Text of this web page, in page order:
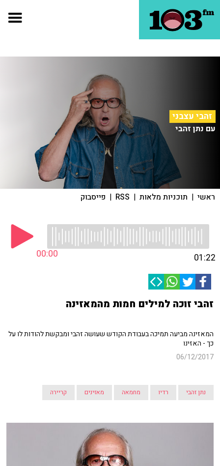
זהבי עצבני
עם נתן זהבי
ראשי | תוכניות מלאות |
RSS
| פייסבוק
00:00 01:22
זהבי זוכה למילים חמות מהמאזינה
המאזינה מביעה תמיכה בעבודת הקודש שעושה זהבי ומבקשת להודות לו על
כך - האזינו
06/12/2017
נתן זהבי רדיו מחמאה מאזינים קריירה